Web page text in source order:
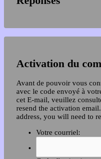
Activation du
Avant de pouvoir vous
avec le code envoyé à
cet E-mail, veuillez
resend the activation
address, you will need to
Votre courriel: